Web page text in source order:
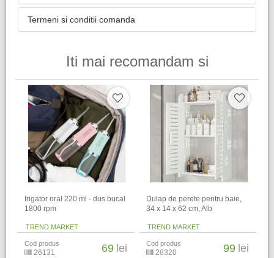
Termeni si conditii comanda
Iti mai recomandam si
Irigator oral 220 ml - dus bucal
1800 rpm
TREND MARKET
Cod produs
26131 69 lei
Dulap de perete pentru baie,
34 x 14 x 62 cm​, Alb
TREND MARKET
Cod produs
28320 99 lei